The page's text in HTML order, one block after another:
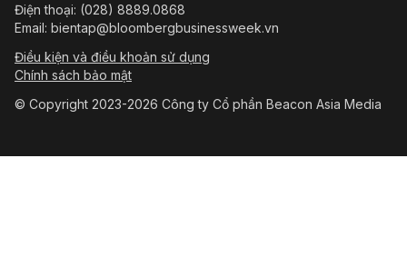
Điện thoại: (028) 8889.0868
Email: bientap@bloombergbusinessweek.vn
Điều kiện và điều khoản sử dụng
Chính sách bảo mật
© Copyright 2023-2026 Công ty Cổ phần Beacon Asia Media